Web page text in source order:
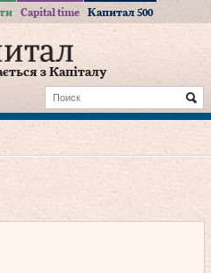
Capital time Капитал 500
з Капіталу